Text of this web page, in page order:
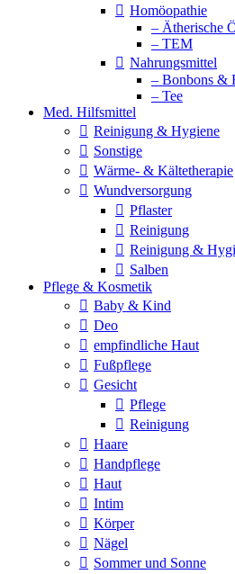
Homöopathie
– Ätherische
– TEM
Nahrungsmittel
– Bonbons &
– Tee
Med. Hilfsmittel
Reinigung & Hygiene
Sonstige
Wärme- & Kältetherapie
Wundversorgung
Pflaster
Reinigung
Reinigung &
Salben
Pflege & Kosmetik
Baby & Kind
Deo
empfindliche Haut
Fußpflege
Gesicht
Pflege
Reinigung
Haare
Handpflege
Haut
Intim
Körper
Nägel
Sommer und Sonne